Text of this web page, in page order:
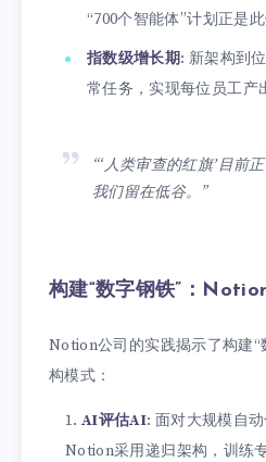
“700个智能体”计划正是此
指数级增长期: 新架构到
常任务，实现每位员工产
“‘人类审查的红旗’目前
我们留在低谷。”
构建“数字钢铁”：
Notion公司的实践揭示了构建“
构模式：
AI评估AI: 面对大规模自
Notion采用递归架构，训练